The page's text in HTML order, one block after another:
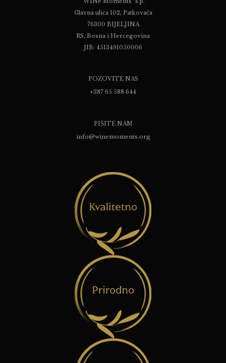
Glavna ulica 102, Patkovača
76300 BIJELJINA
RS, Bosna i Hercegovina
JIB: 4513491050006
POZOVITE NAS
+387 65 588 644
PIŠITE NAM
info@winemoments.org